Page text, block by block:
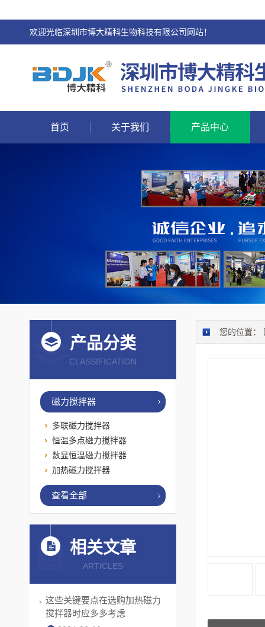
欢迎光临深圳市博大精科生物科技有限公司网站！
首页 关于我们 产品中心
您的位置：
产品分类
CLASSIFICATION
磁力搅拌器
多联磁力搅拌器
恒温多点磁力搅拌器
数显恒温磁力搅拌器
加热磁力搅拌器
查看全部
相关文章
ARTICLES
这些关键要点在选购加热磁力
搅拌器时应多多考虑